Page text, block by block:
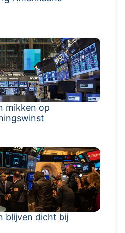
mikken op
blijven dicht bij